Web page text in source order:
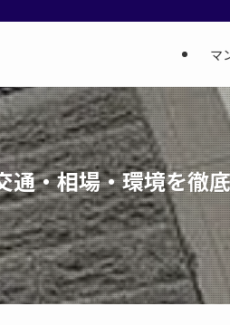
マ
・相場・環境を徹